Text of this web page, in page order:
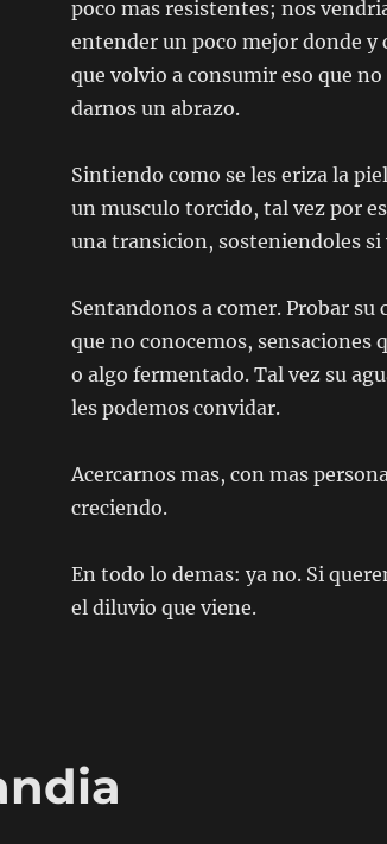
poco mas resistentes; nos
entender un poco mejor donde y
que volvio a consumir eso que
darnos un abrazo.
Sintiendo como se les eriza la
un musculo torcido, tal vez por
una transicion, sosteniendoles si
Sentandonos a comer. Probar
que no conocemos,
o algo fermentado. Tal vez su
les podemos convidar.
Acercarnos mas, con mas
creciendo.
En todo lo demas: ya no. Si
el diluvio que viene.